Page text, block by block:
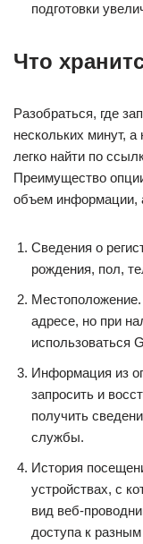
подготовки
Что
Разобраться, где
нескольких минут,
легко найти по
Преимущество
объем информации,
Сведения о
рождения, пол,
адресе, но при
использоваться
Информация из
запросить и
получить
службы.
История
устройствах, с
вид веб-
доступа к